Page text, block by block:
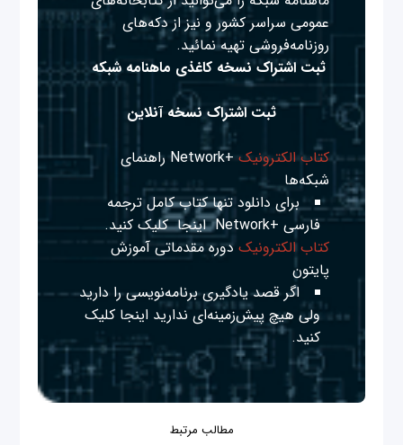
عمومی سراسر کشور و نیز از دکه‌های
روزنامه‌فروشی تهیه نمائید.
ثبت اشتراک نسخه کاغذی ماهنامه شبکه
ثبت اشتراک نسخه آنلاین
کتاب الکترونیک
+Network راهنمای
شبکه‌ها
برای دانلود تنها کتاب کامل ترجمه
فارسی +Network
اینجا کلیک کنید.
کتاب الکترونیک دوره مقدماتی آموزش
پایتون
اگر قصد یادگیری برنامه‌نویسی را دارید
ولی هیچ پیش‌زمینه‌ای نداریداینجا کلیک
کنید.
مطالب مرتبط